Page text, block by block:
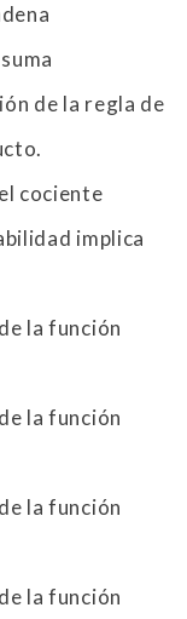
de la regla de
cociente
implica
la función
la función
la función
la función